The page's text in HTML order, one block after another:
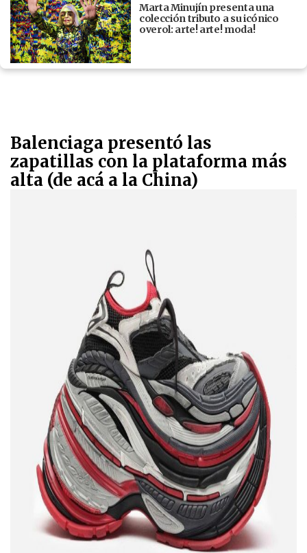
Marta Minujín presenta una
colección tributo a su icónico
overol: arte! arte! moda!
Balenciaga presentó las
zapatillas con la plataforma más
alta (de acá a la China)